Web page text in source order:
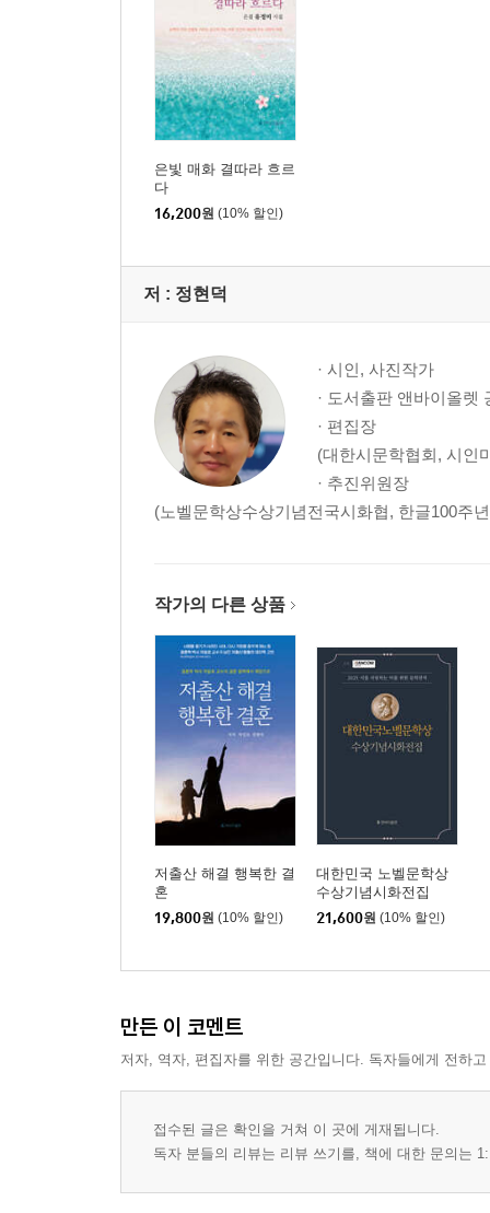
한상국 - 호수의 새벽 외 4편 27
박태현- 상사화 외 4편 34
민규식 - 기다림 외 4편 42
최광열 - 서울대공원역에서 외 4편 49
이종우 - 계절 일기 외 1편 59
조정빈 - 매화 꽃잎 진 자리 외 1편 69
엄용현 - 변화는 생존이다 외 1편 79
최우수상 김영붕 - 겨울 바다 연가 외 2편 94
김부배 - 그녀의 뒷 모습 외 2편 99
우수상 공정염 - 첫눈 내린 날 외 2편 107
유호근 - 손톱 위에 핀 봉숭아 외 2편 115
허기원 - 설중매(雪中梅) 외 2편 120
이향숙 - 지금은 외 2편 125
최우수상 오희숙 - 귀향 외 1편 130
2025 대한시문학 시화집
고안나 - 늙은 염쟁이 / 슬픈 고백 142
길숙경 - 백지에다 / 엄동설한 144
김경배 - 철로의 교향곡 / 우정 같은 산길 146
김경천 - 처음인 끝 사랑 / 봄이 오면 148
김광의 - 칠성별 / 노크 150
김미경 - 빈 배 / 기도 152
김사철 - 봄날 오후 / 어머니 집 154
김송월 - 폭설 / 풀리지 않는 숙제 162
김지연 - 이월소생(二月小生) / 가슴앓이 170
김진태- 시원(始原)의 아침 소래산(蘇來山) / 청산(
김현태 - 갈대 / 가을 찬가 174
은빛 매화 결따라 흐르
다
16,200원 (10% 할인)
저 : 정현덕
· 시인, 사진작가
· 도서출판 앤바이올렛
· 편집장
(대한시문학협회, 시인
· 추진위원장
(노벨문학상수상기념전국시화협, 한글100주
작가의 다른 상품
저출산 해결 행복한 결
혼
19,800원 (10% 할인)
대한민국 노벨문학상
수상기념시화전집
21,600원 (10% 할인)
만든 이 코멘트
저자, 역자, 편집자를 위한 공간입니다. 독자들에게 전하
접수된 글은 확인을 거쳐 이 곳에 게재됩니다.
독자 분들의 리뷰는 리뷰 쓰기를, 책에 대한 문의는